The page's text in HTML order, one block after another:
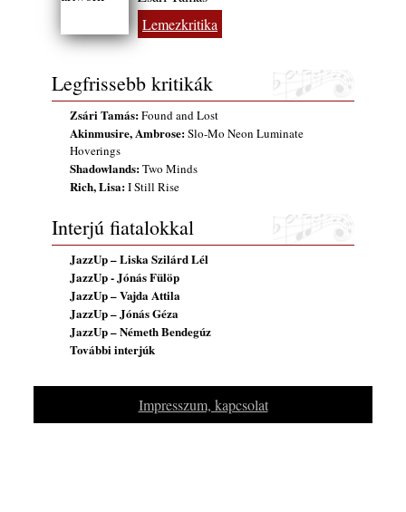
gyermekeik – 42. rész: Vörös László +
Vörösné Strausz Eszter + Vörös Bence
2026. július 30.
The Next Generation — 11. rész: Horváth
Szabolcs
2026. július 25.
Eged Márton: Old Songs
2026. július 25.
FREE JAZZ ALBUMS 2026 - 134. rész
A free jazz kiemelkedő alakjai - 79. rész:
Marion Brown
2026. július 13.
Lemezkritika
Legfrissebb kritikák
Zsári Tamás:Found and Lost
Akinmusire, Ambrose:Slo-Mo Neon Luminate
Hoverings
Shadowlands:Two Minds
Rich, Lisa:I Still Rise
Interjú fiatalokkal
JazzUp – Liska Szilárd Lél
JazzUp - Jónás Fülöp
JazzUp – Vajda Attila
JazzUp – Jónás Géza
JazzUp – Németh Bendegúz
További interjúk
Impresszum, kapcsolat